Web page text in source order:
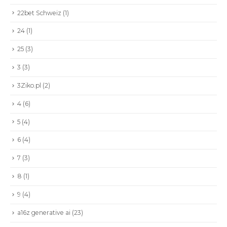
22bet Schweiz (1)
24 (1)
25 (3)
3 (3)
3Ziko.pl (2)
4 (6)
5 (4)
6 (4)
7 (3)
8 (1)
9 (4)
a16z generative ai (23)